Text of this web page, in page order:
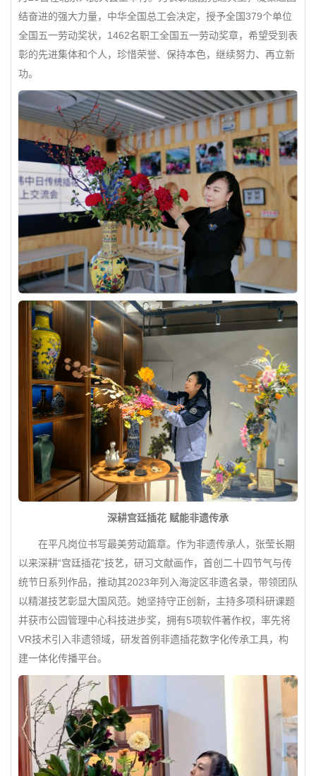
结奋进的强大力量，中华全国总工会决定，授予全国379个单位
全国五一劳动奖状，1462名职工全国五一劳动奖章，希望受到表
彰的先进集体和个人，珍惜荣誉、保持本色，继续努力、再立新
功。
深耕宫廷插花 赋能非遗传承
在平凡岗位书写最美劳动篇章。作为非遗传承人，张莹长期
以来深耕“宫廷插花”技艺，研习文献画作，首创二十四节气与传
统节日系列作品，推动其2023年列入海淀区非遗名录，带领团队
以精湛技艺彰显大国风范。她坚持守正创新，主持多项科研课题
并获市公园管理中心科技进步奖，拥有5项软件著作权，率先将
VR技术引入非遗领域，研发首例非遗插花数字化传承工具，构
建一体化传播平台。